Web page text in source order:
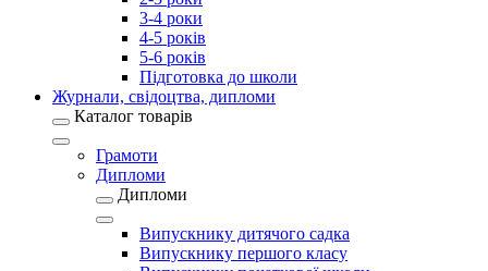
3-4 роки
4-5 років
5-6 років
Підготовка до школи
Журнали, свідоцтва, дипломи
Каталог товарів
Грамоти
Дипломи
Дипломи
Випускнику дитячого садка
Випускнику першого класу